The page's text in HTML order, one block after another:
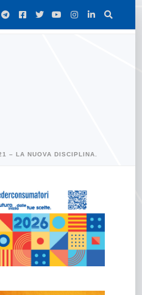
– LA NUOVA DISCIPLINA.